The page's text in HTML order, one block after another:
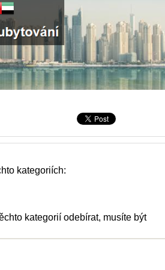
kategoriích:
kategorií odebírat, musíte být